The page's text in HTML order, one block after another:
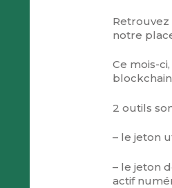
notre
Ce mois-
2 outils
– le jeton
– le jeton
actif